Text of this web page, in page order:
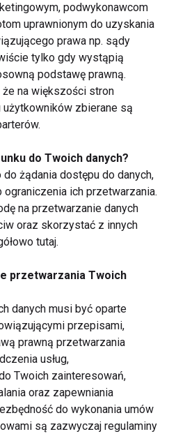
więcej
Mikstura
oczyszczająca według
przepisu Józefa
zdrowia czy
metoda?
Aktywność fizyczna
istotnym elementem
profilaktyki chorób
serca
podwykonawcom
uprawnionym do uzyskania
prawa np. sądy
tylko gdy wystąpią
podstawę prawną.
na większości stron
użytkowników zbierane są
do Twoich danych?
żądania dostępu do danych,
ich przetwarzania.
na przetwarzanie danych
oraz skorzystać z innych
tutaj.
przetwarzania Twoich
danych musi być oparte
przepisami,
prawną przetwarzania
usług,
Twoich zainteresowań,
oraz zapewniania
do wykonania umów
są zazwyczaj regulaminy